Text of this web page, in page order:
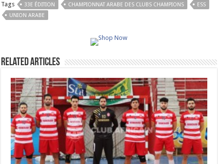
Tags 33E ÉDITION CHAMPIONNAT ARABE DES CLUBS CHAMPIONS
ESS
UNION ARABE
Related Articles